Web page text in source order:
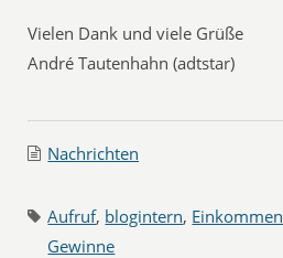
Vielen Dank und viele Grüße
André Tautenhahn (adtstar)
Nachrichten
Aufruf, blogintern, Einkommen
Gewinne